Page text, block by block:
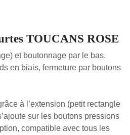
TOUCANS ROSE
et boutonnage par le bas.
en biais, fermeture par boutons
à l’extension (petit rectangle
sur les boutons pressions
compatible avec tous les